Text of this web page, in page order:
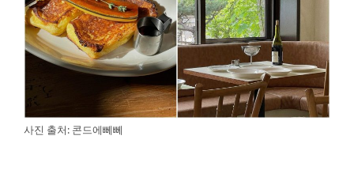
사진 출처: 콘드에뻬뻬